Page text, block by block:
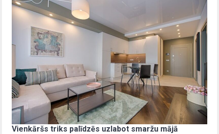
Vienkāršs triks palīdzēs uzlabot smaržu mājā